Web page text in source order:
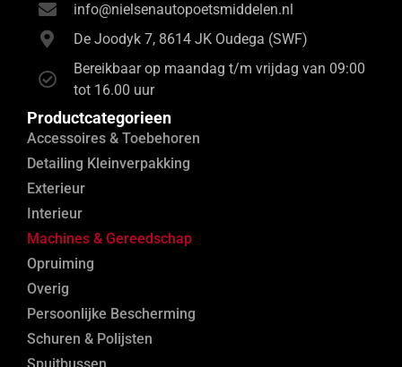
info@nielsenautopoetsmiddelen.nl
De Joodyk 7, 8614 JK Oudega (SWF)
Bereikbaar op maandag t/m vrijdag van 09:00
tot 16.00 uur
Productcategorieen
Accessoires & Toebehoren
Detailing Kleinverpakking
Exterieur
Interieur
Machines & Gereedschap
Opruiming
Overig
Persoonlijke Bescherming
Schuren & Polijsten